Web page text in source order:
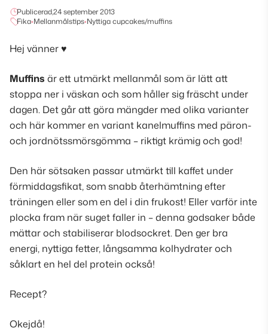
Publicerad,24 september 2013
Fika•Mellanmålstips•Nyttiga cupcakes/muffins
Hej vänner ♥
Muffins är ett utmärkt mellanmål som är lätt att
stoppa ner i väskan och som håller sig fräscht under
dagen. Det går att göra mängder med olika varianter
och här kommer en variant kanelmuffins med päron-
och jordnötssmörsgömma – riktigt krämig och god!
Den här sötsaken passar utmärkt till kaffet under
förmiddagsfikat, som snabb återhämtning efter
träningen eller som en del i din frukost! Eller varför inte
plocka fram när suget faller in – denna godsaker både
mättar och stabiliserar blodsockret. Den ger bra
energi, nyttiga fetter, långsamma kolhydrater och
såklart en hel del protein också!
Recept?
Okejdå!